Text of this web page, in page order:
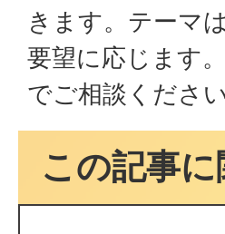
きます。テーマ
要望に応じます
でご相談ください
この記事